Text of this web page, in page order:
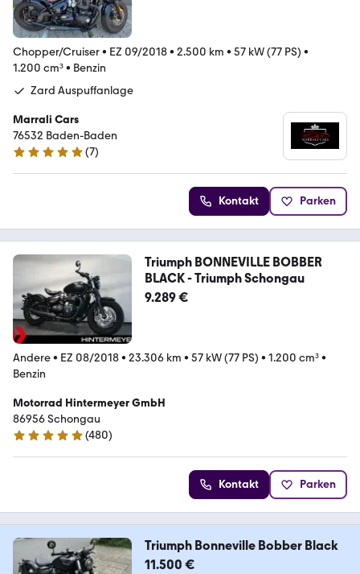
Chopper/Cruiser• EZ 09/2018• 2.500 km • 57 kW (77 PS) •
1.200 cm³• Benzin
Zard Auspuffanlage
Marrali Cars
76532 Baden-Baden
5 Sterne
(7)
Kontakt Parken
Triumph BONNEVILLE BOBBER
BLACK - Triumph Schongau
9.289 €
Andere• EZ 08/2018• 23.306 km • 57 kW (77 PS) • 1.200 cm³•
Benzin
Motorrad Hintermeyer GmbH
86956 Schongau
4.8 Sterne
(480)
Kontakt Parken
Triumph Bonneville Bobber Black
11.500 €